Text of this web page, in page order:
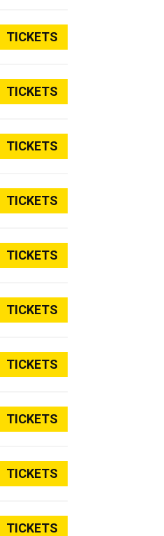
TICKETS
TICKETS
TICKETS
TICKETS
TICKETS
TICKETS
TICKETS
TICKETS
TICKETS
TICKETS